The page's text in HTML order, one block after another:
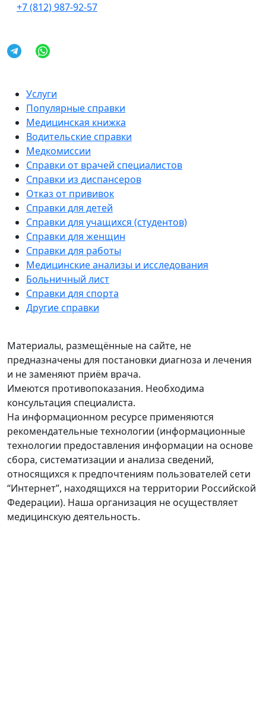
Услуги
Популярные справки
Медицинская книжка
Водительские справки
Медкомиссии
Справки от врачей специалистов
Справки из диспансеров
Отказ от прививок
Справки для детей
Справки для учащихся (студентов)
Справки для женщин
Справки для работы
Медицинские анализы и исследования
Больничный лист
Справки для спорта
Другие справки
+7 (812) 987-92-57
Материалы, размещённые на сайте, не
предназначены для постановки диагноза и лечения
и не заменяют приём врача.
Имеются противопоказания. Необходима
консультация специалиста.
На информационном ресурсе применяются
рекомендательные технологии (информационные
технологии предоставления информации на основе
сбора, систематизации и анализа сведений,
относящихся к предпочтениям пользователей сети
“Интернет”, находящихся на территории Российской
Федерации). Наша организация не осуществляет
медицинскую деятельность.